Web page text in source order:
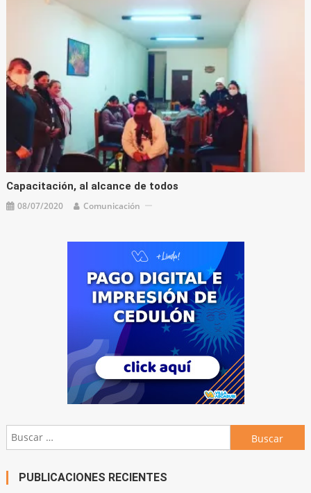
Capacitación, al alcance de todos
08/07/2020 Comunicación
Buscar:
PUBLICACIONES RECIENTES